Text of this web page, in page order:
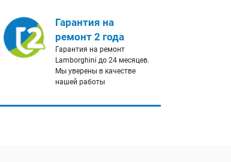
Гарантия на
ремонт 2 года
Гарантия на ремонт
Lamborghini до 24 месяцев.
Мы уверены в качестве
нашей работы